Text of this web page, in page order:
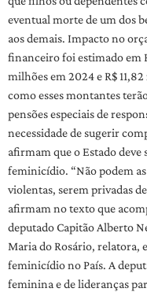
eventual morte de um dos
aos demais. Impacto no
financeiro foi estimado em
milhões em 2024 e R$
como esses montantes
pensões especiais de
necessidade de sugerir
afirmam que o Estado deve
feminicídio. “Não podem
violentas, serem privadas
afirmam no texto que
deputado Capitão Alberto
Maria do Rosário, relatora,
feminicídio no País. A
feminina e de lideranças